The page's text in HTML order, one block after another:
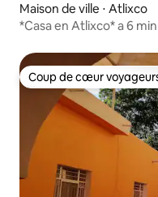
Maison de ville ⋅ Atlixco
*Casa en Atlixco* a 6
Coup de cœur
Coup de cœur